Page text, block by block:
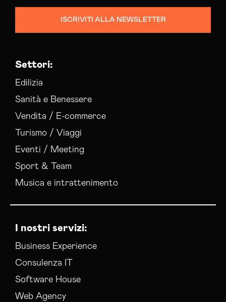
ISCRIVITI ALLA NEWSLETTER
Settori:
Edilizia
Sanità e Benessere
Vendita / E-commerce
Turismo / Viaggi
Eventi / Meeting
Sport & Team
Musica e intrattenimento
I nostri servizi:
Business Experience
Consulenza IT
Software House
Web Agency